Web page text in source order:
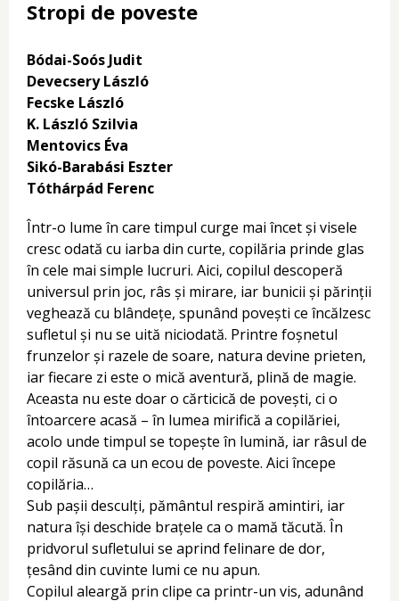
Stropi de poveste
Bódai-Soós Judit
Devecsery László
Fecske László
K. László Szilvia
Mentovics Éva
Sikó-Barabási Eszter
Tóthárpád Ferenc
Într-o lume în care timpul curge mai încet și visele
cresc odată cu iarba din curte, copilăria prinde glas
în cele mai simple lucruri. Aici, copilul descoperă
universul prin joc, râs și mirare, iar bunicii și părinții
veghează cu blândețe, spunând povești ce încălzesc
sufletul și nu se uită niciodată. Printre foșnetul
frunzelor și razele de soare, natura devine prieten,
iar fiecare zi este o mică aventură, plină de magie.
Aceasta nu este doar o cărticică de povești, ci o
întoarcere acasă – în lumea mirifică a copilăriei,
acolo unde timpul se topește în lumină, iar râsul de
copil răsună ca un ecou de poveste. Aici începe
copilăria…
Sub pașii desculți, pământul respiră amintiri, iar
natura își deschide brațele ca o mamă tăcută. În
pridvorul sufletului se aprind felinare de dor,
țesând din cuvinte lumi ce nu apun.
Copilul aleargă prin clipe ca printr-un vis, adunând